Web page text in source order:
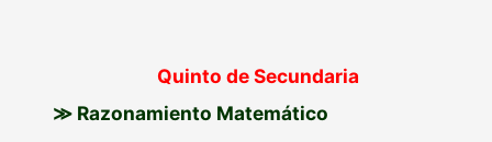
Quinto de Secundaria
≫ Razonamiento Matemático